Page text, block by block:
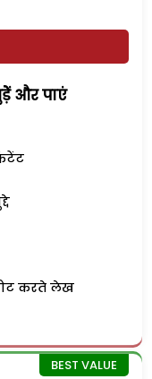
और पाएं
करते लेख